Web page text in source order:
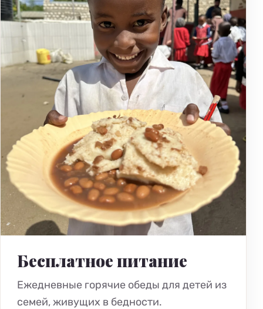
Бесплатное питание
Ежедневные горячие обеды для детей из
семей, живущих в бедности.